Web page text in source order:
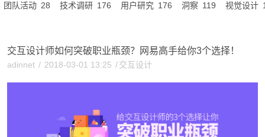
团队活动 28 技术调研 176 用户研究 176 洞察 119 视觉设计
交互设计师如何突破职业瓶颈？网易高手给你3个选择！
adinnet / 2018-03-01 13:25 /交互设计